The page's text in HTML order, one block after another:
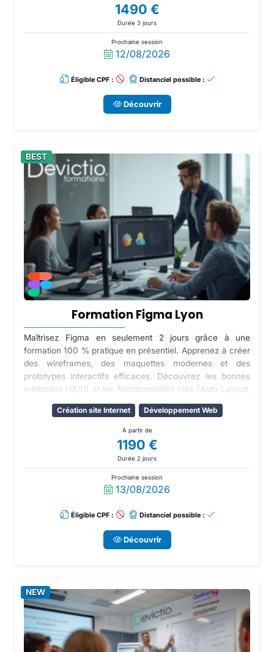
1490 €
Durée 3 jours
Prochaine session
12/08/2026
Éligible CPF : Distanciel possible :
Découvrir
BEST
Formation Figma Lyon
Maîtrisez Figma en seulement 2 jours grâce à une
formation 100 % pratique en présentiel. Apprenez à créer
des wireframes, des maquettes modernes et des
prototypes interactifs efficaces. Découvrez les bonnes
méthodes UX/UI et les fonctionnalités clés (Auto Layout,
composants, collaboration).
Création site Internet Développement Web
À partir de
1190 €
Durée 2 jours
Prochaine session
13/08/2026
Éligible CPF : Distanciel possible :
Découvrir
NEW